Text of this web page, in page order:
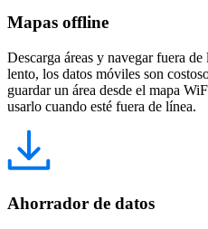
Mapas offline
Descarga áreas y navegar fuera
lento, los datos móviles son
guardar un área desde el mapa
usarlo cuando esté fuera de línea.
Ahorrador de datos